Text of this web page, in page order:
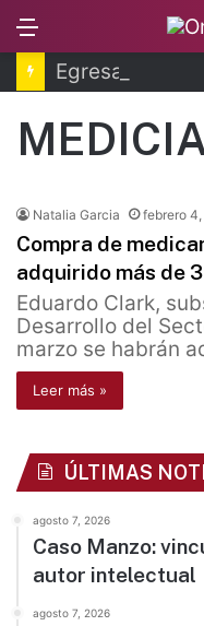
Natalia Garcia febrero
Compra de
adquirido más de
Eduardo Clark,
Desarrollo del
marzo se habrán
Leer más »
ÚLTIMAS
agosto 7, 2026
Caso Manzo:
autor intelectual
agosto 7, 2026